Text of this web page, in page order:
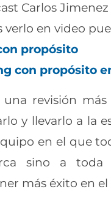
Carlos
verlo en video
propósito
con propósito
una revisión
y llevarlo a la
en el que
sino a toda
más éxito en